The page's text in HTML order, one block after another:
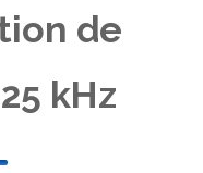
de
kHz